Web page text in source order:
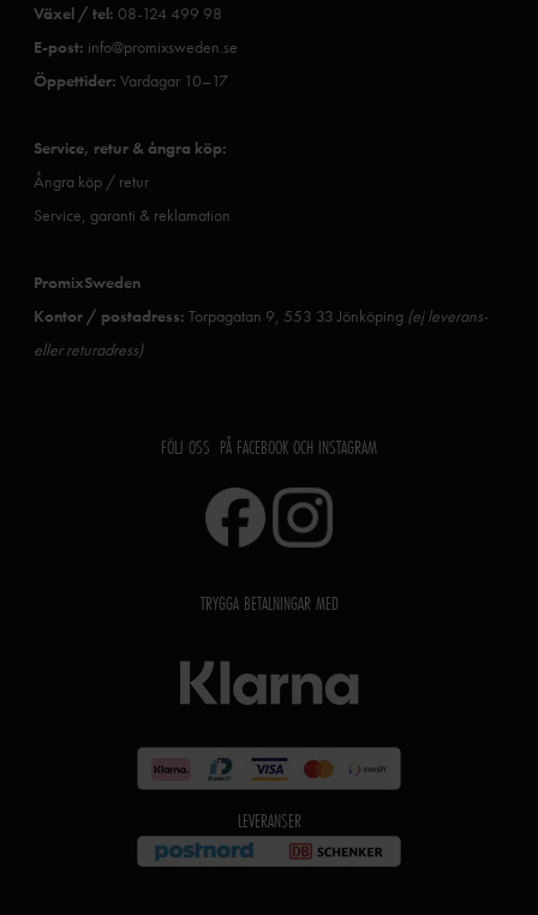
Växel / tel: 08-124 499 98
E-post: info@promixsweden.se
Öppettider: Vardagar 10–17
Service, retur & ångra köp:
Ångra köp / retur
Service, garanti & reklamation
PromixSweden
Kontor / postadress: Torpagatan 9, 553 33 Jönköping (ej leverans-
eller returadress)
FÖLJ OSS PÅ FACEBOOK OCH INSTAGRAM
TRYGGA BETALNINGAR MED
LEVERANSER